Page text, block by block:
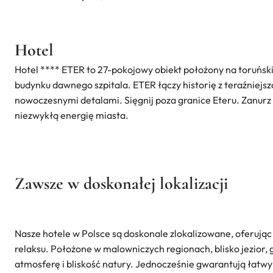
Hotel
Hotel **** ETER to 27-pokojowy obiekt położony na
budynku dawnego szpitala. ETER łączy historię z
nowoczesnymi detalami. Sięgnij poza granice Eteru.
niezwykłą energię miasta.
Zawsze w doskonałej lokalizacji
Nasze hotele w Polsce są doskonale zlokalizowane,
relaksu. Położone w malowniczych regionach, blisko
atmosferę i bliskość natury. Jednocześnie gwarantują